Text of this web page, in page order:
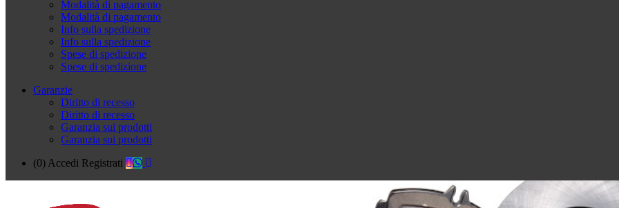
Modalità di pagamento
Modalità di pagamento
Info sulla spedizione
Info sulla spedizione
Spese di spedizione
Spese di spedizione
Garanzie
Diritto di recesso
Diritto di recesso
Garanzia sui prodotti
Garanzia sui prodotti
(0) Accedi Registrati